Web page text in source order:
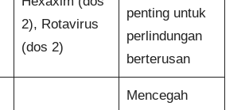
2), Rotavirus
(dos 2)
penting untuk
perlindungan
berterusan
Mencegah